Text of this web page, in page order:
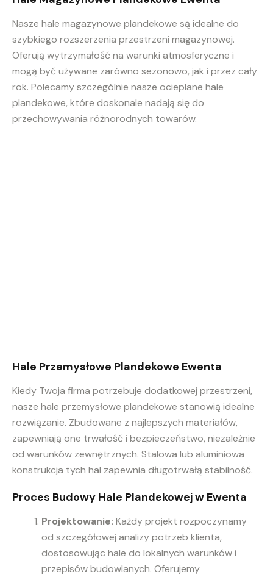
Nasze hale magazynowe plandekowe są idealne do
szybkiego rozszerzenia przestrzeni magazynowej.
Oferują wytrzymałość na warunki atmosferyczne i
mogą być używane zarówno sezonowo, jak i przez cały
rok. Polecamy szczególnie nasze ocieplane hale
plandekowe, które doskonale nadają się do
przechowywania różnorodnych towarów.
Hale Przemysłowe Plandekowe Ewenta
Kiedy Twoja firma potrzebuje dodatkowej przestrzeni,
nasze hale przemysłowe plandekowe stanowią idealne
rozwiązanie. Zbudowane z najlepszych materiałów,
zapewniają one trwałość i bezpieczeństwo, niezależnie
od warunków zewnętrznych. Stalowa lub aluminiowa
konstrukcja tych hal zapewnia długotrwałą stabilność.
Proces Budowy Hale Plandekowej w Ewenta
Projektowanie: Każdy projekt rozpoczynamy
od szczegółowej analizy potrzeb klienta,
dostosowując hale do lokalnych warunków i
przepisów budowlanych. Oferujemy